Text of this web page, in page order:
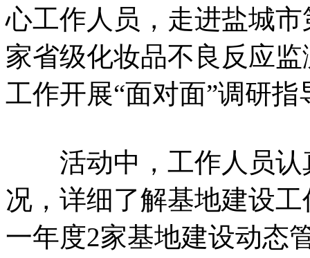
心工作人员，走进盐城
家省级化妆品不良反应
工作开展“面对面”调研指
活动中，工作人员认
况，详细了解基地建设
一年度2家基地建设动态